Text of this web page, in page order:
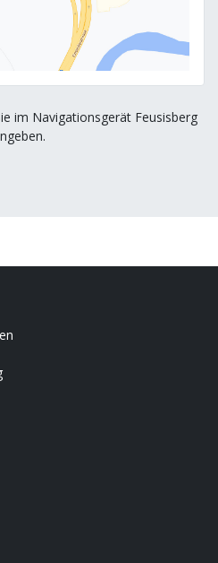
im Navigationsgerät Feusisberg